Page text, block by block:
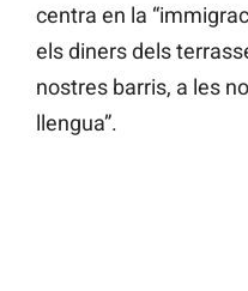
centra en la
els diners dels
nostres barris, a les
llengua”.